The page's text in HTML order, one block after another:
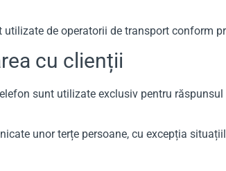
de operatorii de transport conform
cu clienții
sunt utilizate exclusiv pentru
unor terțe persoane, cu excepția